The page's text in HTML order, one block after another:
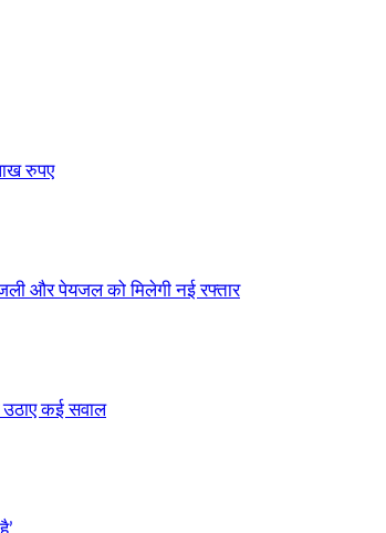
रुपए
और पेयजल को मिलेगी नई रफ्तार
कई सवाल